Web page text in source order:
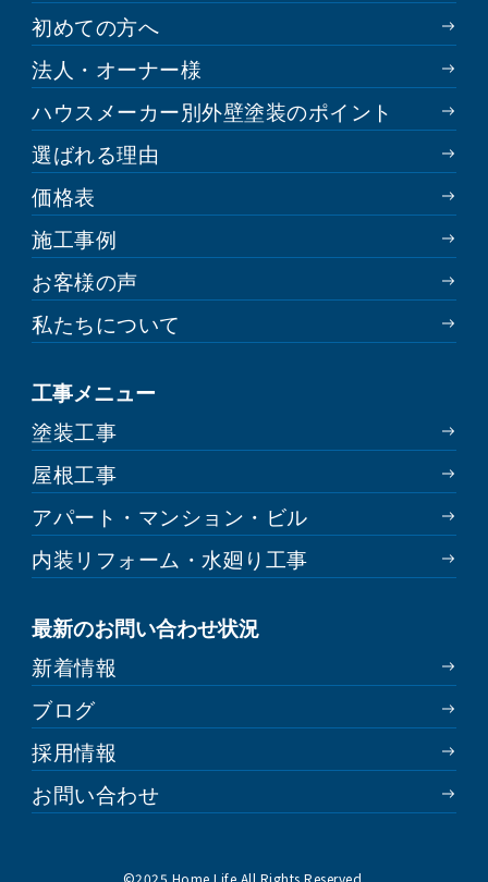
初めての方へ
法人・オーナー様
ハウスメーカー別外壁塗装のポイント
選ばれる理由
価格表
施工事例
お客様の声
私たちについて
工事メニュー
塗装工事
屋根工事
アパート・マンション・ビル
内装リフォーム・水廻り工事
最新のお問い合わせ状況
新着情報
ブログ
採用情報
お問い合わせ
©︎2025 Home Life All Rights Reserved.